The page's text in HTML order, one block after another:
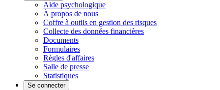
Aide psychologique
À propos de nous
Coffre à outils en gestion des risques
Collecte des données financières
Documents
Formulaires
Règles d'affaires
Salle de presse
Statistiques
Se connecter